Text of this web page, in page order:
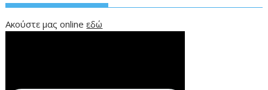
Ακούστε μας onlineεδώ